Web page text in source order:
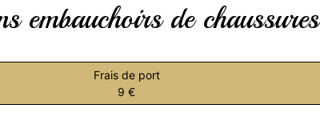
embauchoirs de chaussures
Frais de port
9 €